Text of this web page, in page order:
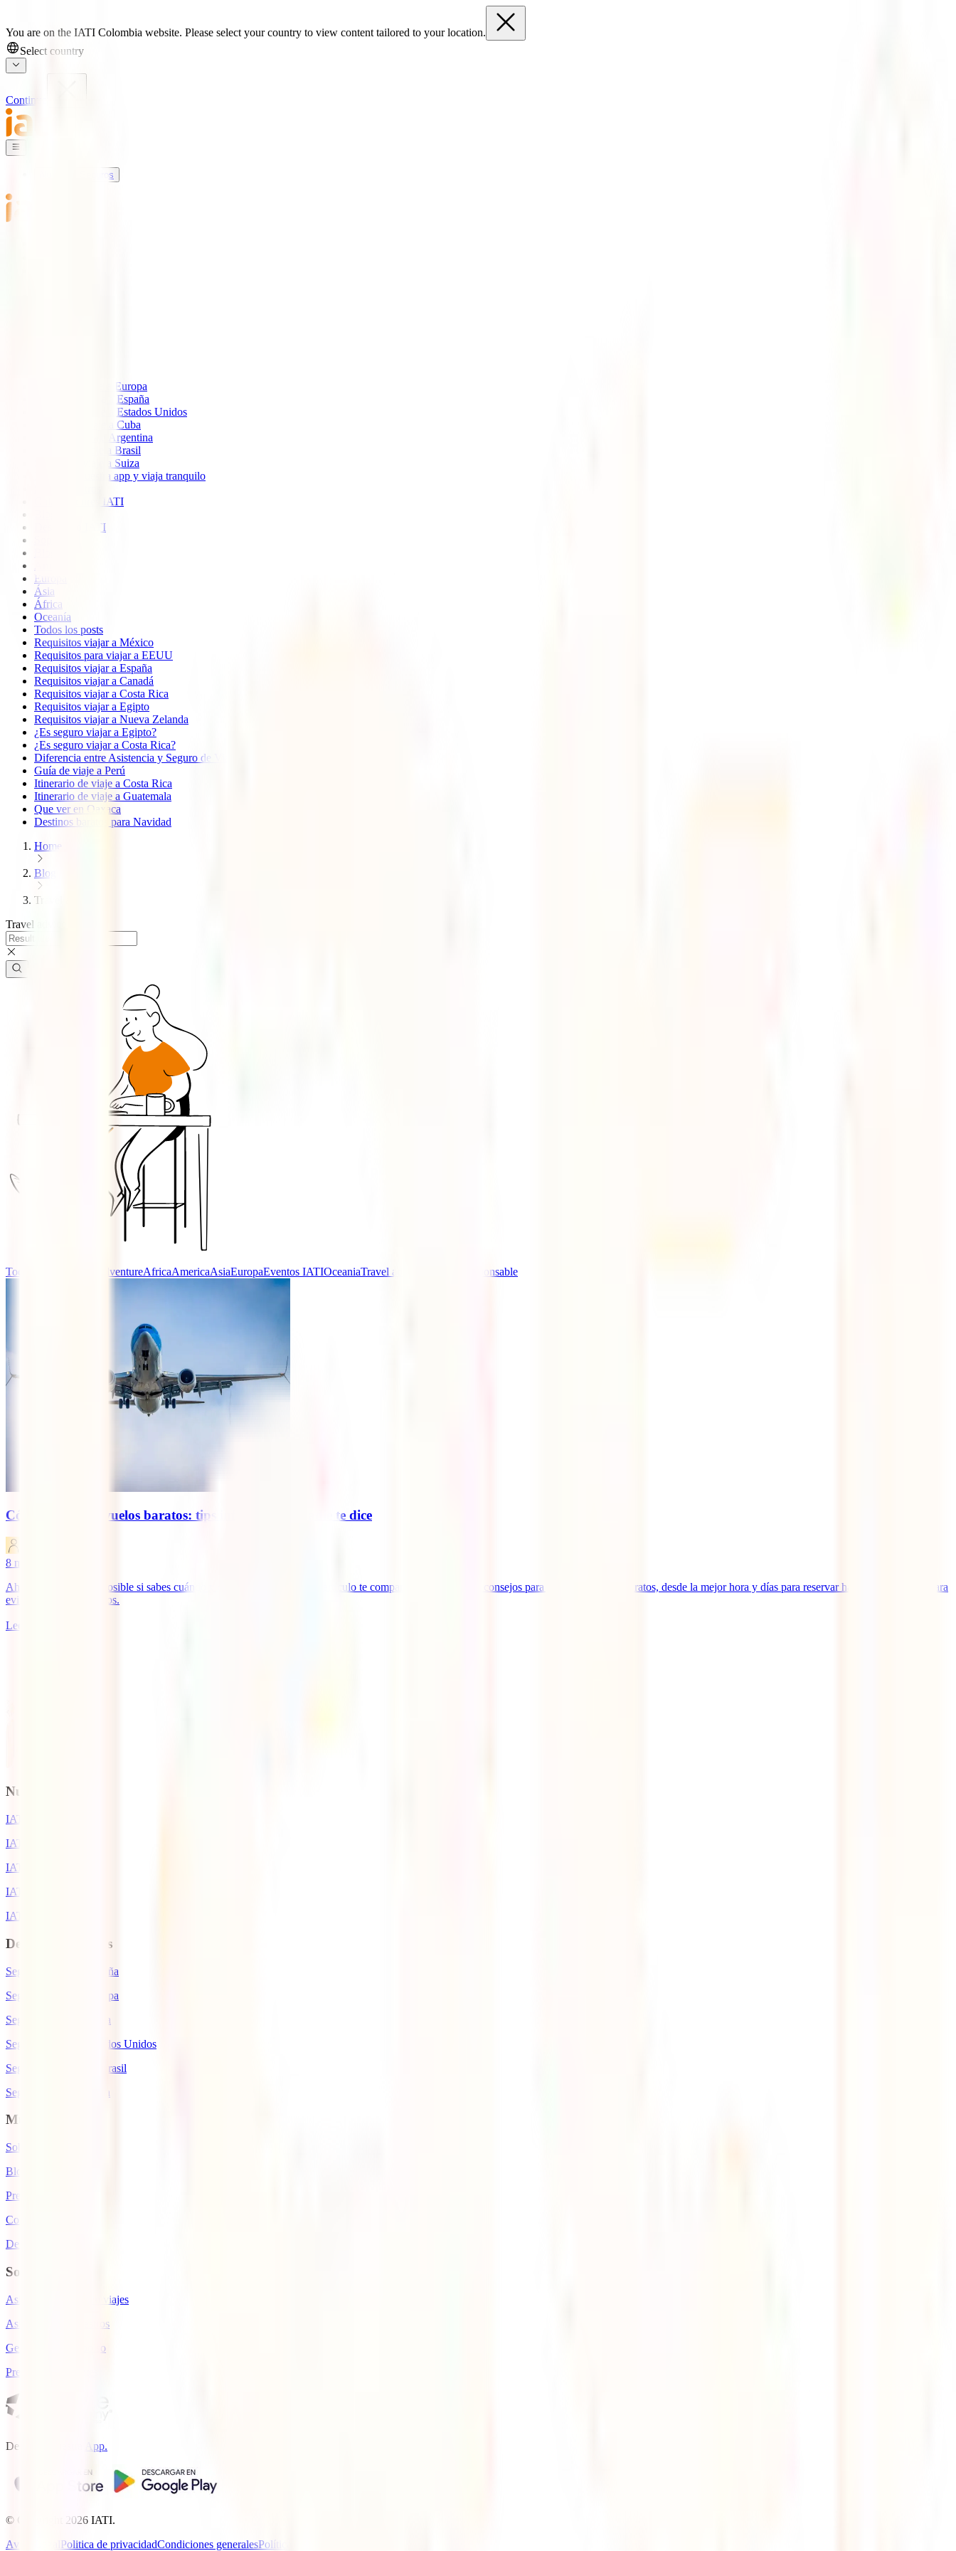
You are on the IATI Colombia website. Please select your country to view content tailored to your location.
Select country
Continue
Nuestros Seguros
Seguro de viaje a Europa
Seguro de Viaje a España
Seguro de Viaje a Estados Unidos
Seguro de Viaje a Cuba
Seguro de Viaje Argentina
Seguro de viaje a Brasil
Seguro de viaje a Suiza
Descarga nuestra app y viaja tranquilo
Colaboradores IATI
Descuento IATI
Europa
Ásia
África
Oceanía
Todos los posts
Requisitos viajar a México
Requisitos para viajar a EEUU
Requisitos viajar a España
Requisitos viajar a Canadá
Requisitos viajar a Costa Rica
Requisitos viajar a Egipto
Requisitos viajar a Nueva Zelanda
¿Es seguro viajar a Egipto?
¿Es seguro viajar a Costa Rica?
Diferencia entre Asistencia y Seguro de Viaje
Guía de viaje a Perú
Itinerario de viaje a Costa Rica
Itinerario de viaje a Guatemala
Que ver en Oaxaca
Destinos baratos para Navidad
Home
Blog
Travel advice
Travel advice
Todas las categorías AdventureAfricaAmericaAsiaEuropaEventos IATIOceaniaTravel advice Turismo Responsable
Cómo conseguir vuelos baratos: tips infalibles que nadie te dice
8 minutos de lectura
Ahorrar en vuelos es posible si sabes cuándo y cómo comprar. En este artículo te compartimos los mejores consejos para encontrar vuelos baratos, desde la mejor hora y días para reservar hasta apps y trucos para
evitar trampas de precios.
Leer más
Nuestros seguros
IATI Básico
IATI Estándar
IATI Estrella
IATI Mochilero
IATI Escapadas
Destinos de interés
Seguro de viaje a España
Seguro de viaje a Europa
Seguro de viaje a Suiza
Seguro de viaje a Estados Unidos
Seguro de viaje para Brasil
Seguro de viaje a Cuba
Mundo IATI
Sobre nosotros
Blog de viajes
Premios IATI
Colaboradores IATI
Descuento IATI
Soporte
Asistencia médica en viajes
Asistencia en siniestros
Gestiona tu reembolso
Preguntas frecuentes
Descarga nuestra App.
© Copyright 2026 IATI.
Aviso Legal
Politica de privacidadCondiciones generalesPolítica de cookies